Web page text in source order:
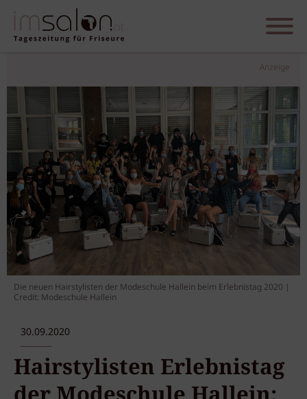
Anzeige
Die neuen Hairstylisten der Modeschule Hallein beim Erlebnistag 2020 |
Credit: Modeschule Hallein
30.09.2020
Hairstylisten Erlebnistag